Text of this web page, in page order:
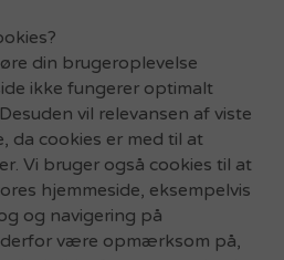
din brugeroplevelse
ikke fungerer optimalt
vil relevansen af viste
da cookies er med til at
Vi bruger også cookies til at
hjemmeside, eksempelvis
og navigering på
derfor være opmærksom på,